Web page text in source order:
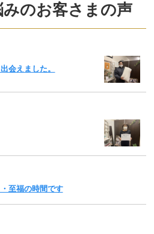
みのお客さまの声
会えました。
至福の時間です